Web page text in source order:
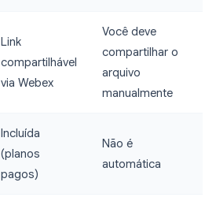
Link
compartilhável
via Webex
Você deve
compartilhar o
arquivo
manualmente
Incluída
(planos
pagos)
Não é
automática